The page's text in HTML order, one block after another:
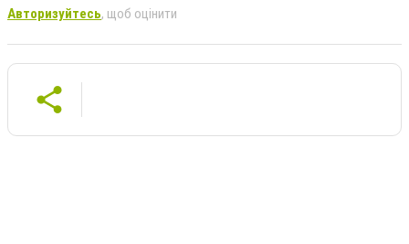
Авторизуйтесь, щоб оцінити